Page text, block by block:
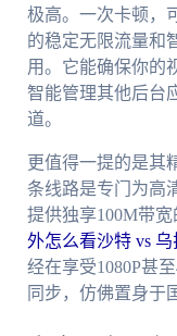
极高。一次卡顿，
的稳定无限流量和
用。它能确保你的
智能管理其他后台
道。
更值得一提的是其
条线路是专门为高
提供独享100M带
外怎么看沙特 vs
经在享受1080P甚
同步，仿佛置身于